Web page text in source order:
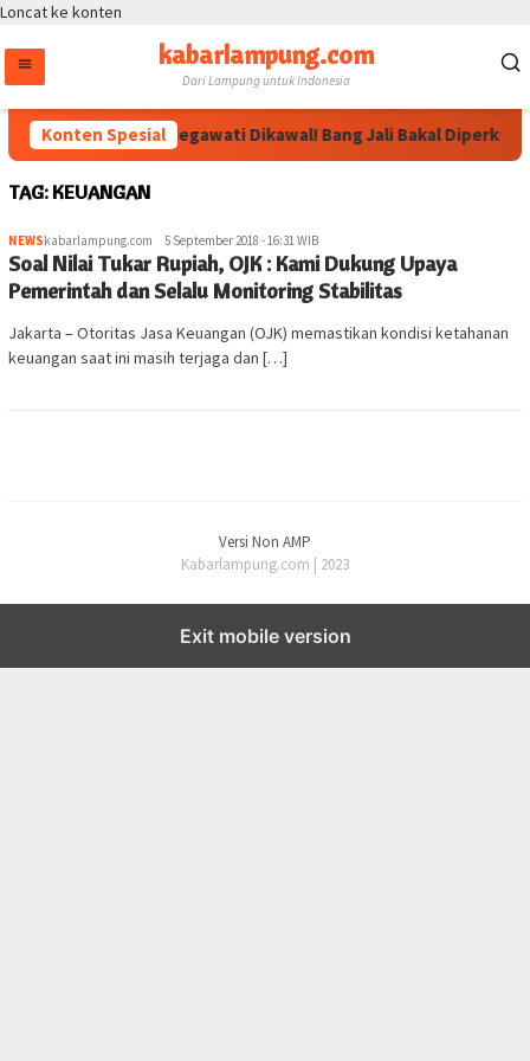
Loncat ke konten
kabarlampung.com
Dari Lampung untuk Indonesia
Konten Spesial
Arahan Megawati Dikawal! Bang Jali Bakal Diperkuat
TAG: KEUANGAN
NEWSkabarlampung.com 5 September 2018 - 16:31 WIB
Soal Nilai Tukar Rupiah, OJK : Kami Dukung Upaya
Pemerintah dan Selalu Monitoring Stabilitas
Jakarta – Otoritas Jasa Keuangan (OJK) memastikan kondisi ketahanan
keuangan saat ini masih terjaga dan […]
Versi Non AMP
Kabarlampung.com | 2023
Exit mobile version